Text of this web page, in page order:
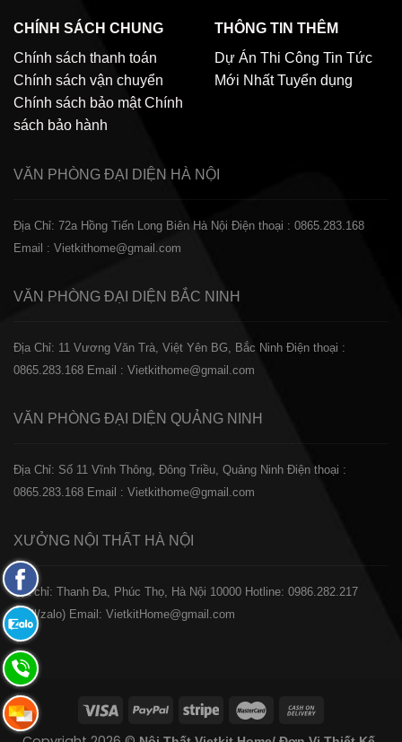
CHÍNH SÁCH CHUNG
Chính sách thanh toán
Chính sách vận chuyển
Chính sách bảo mật Chính
sách bảo hành
THÔNG TIN THÊM
Dự Án Thi Công Tin Tức
Mới Nhất Tuyển dụng
VĂN PHÒNG ĐẠI DIỆN HÀ NỘI
Địa Chỉ: 72a Hồng Tiến Long Biên Hà Nội Điện thoại : 0865.283.168
Email : Vietkithome@gmail.com
VĂN PHÒNG ĐẠI DIỆN BẮC NINH
Địa Chỉ: 11 Vương Văn Trà, Việt Yên BG, Bắc Ninh Điện thoại :
0865.283.168 Email : Vietkithome@gmail.com
VĂN PHÒNG ĐẠI DIỆN QUẢNG NINH
Địa Chỉ: Số 11 Vĩnh Thông, Đông Triều, Quảng Ninh Điện thoại :
0865.283.168 Email : Vietkithome@gmail.com
XƯỞNG NỘI THẤT HÀ NỘI
️Địa chỉ: Thanh Đa, Phúc Thọ, Hà Nội 10000 Hotline: 0986.282.217
(Call/zalo) Email: VietkitHome@gmail.com
Fanpage
Facebook
Zalo:
0865.283.168
Hotline:
0865.283.168
Hotline: